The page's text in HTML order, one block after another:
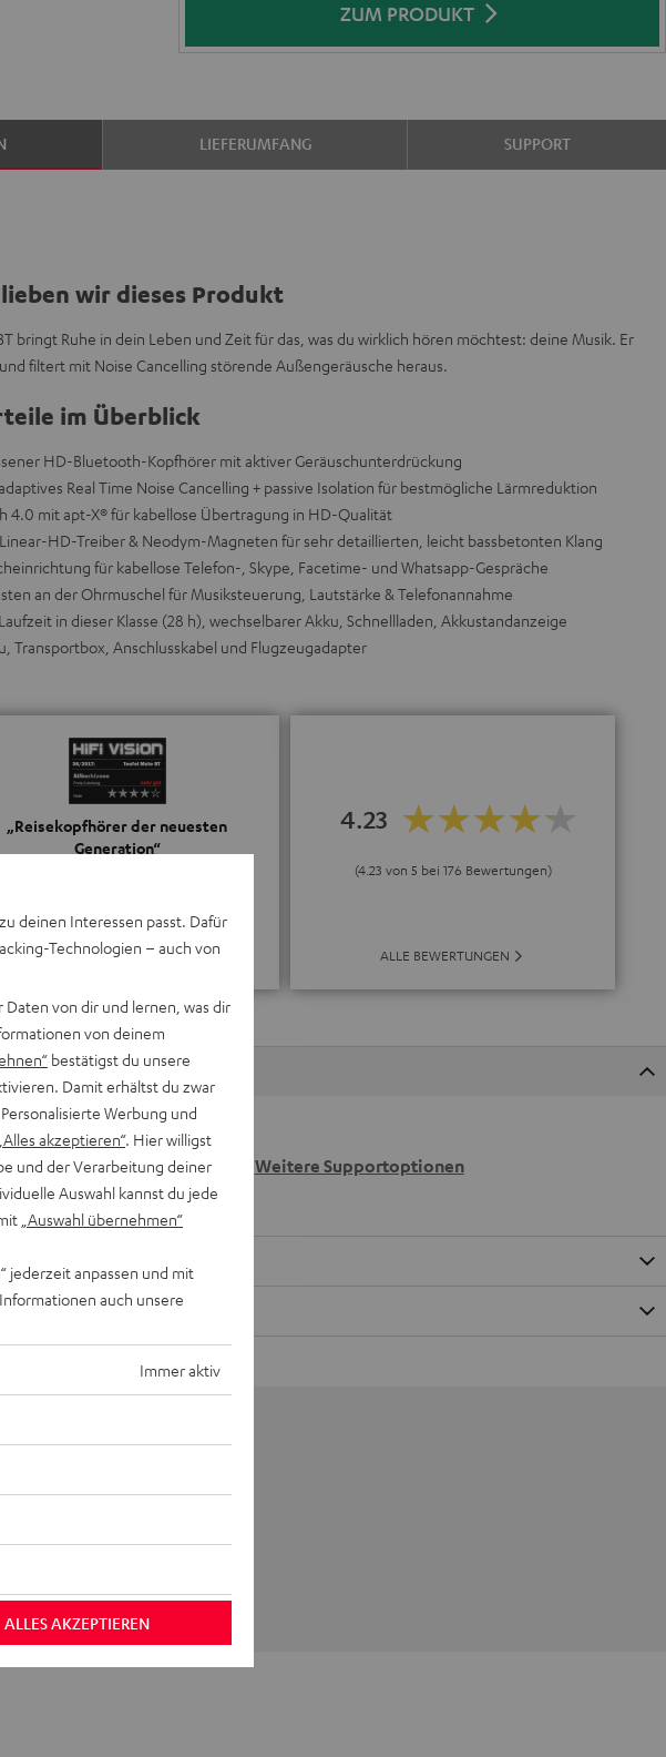
ZUM PRODUKT
LIEFERUMFANG SUPPORT
wir dieses Produkt
bringt Ruhe in dein Leben und Zeit für das, was du wirklich hören möchtest: deine Musik. Er
filtert mit Noise Cancelling störende Außengeräusche heraus.
im Überblick
HD-Bluetooth-Kopfhörer mit aktiver Geräuschunterdrückung
Real Time Noise Cancelling + passive Isolation für bestmögliche Lärmreduktion
4.0 mit apt-X® für kabellose Übertragung in HD-Qualität
HD-Treiber & Neodym-Magneten für sehr detaillierten, leicht bassbetonten Klang
für kabellose Telefon-, Skype, Facetime- und Whatsapp-Gespräche
an der Ohrmuschel für Musiksteuerung, Lautstärke & Telefonannahme
in dieser Klasse (28 h), wechselbarer Akku, Schnellladen, Akkustandanzeige
Transportbox, Anschlusskabel und Flugzeugadapter
„Reisekopfhörer der neuesten
Generation“
36/2017
ALLE TESTBERICHTE
4.23
(4.23 von 5 bei 176 Bewertungen)
ALLE BEWERTUNGEN
Nähe? Kein Problem, wir
persönlich am Telefon.
Weitere Supportoptionen
deinen Interessen passt. Dafür
Technologien – auch von
von dir und lernen, was dir
von deinem
bestätigst du unsere
Damit erhältst du zwar
Werbung und
„Alles akzeptieren“. Hier willigst
und der Verarbeitung deiner
Auswahl kannst du jede
„Auswahl übernehmen“
jederzeit anpassen und mit
auch unsere
Immer aktiv
ALLES AKZEPTIEREN